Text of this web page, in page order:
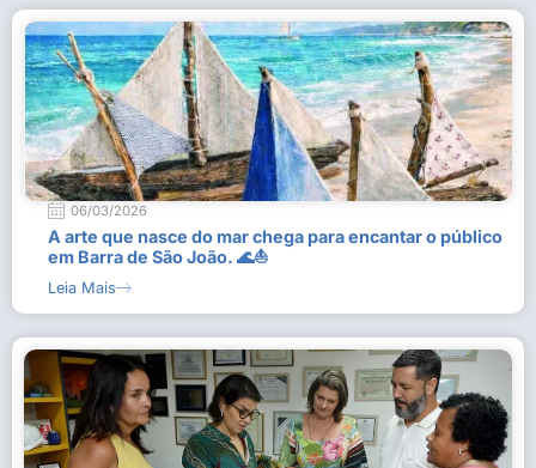
06/03/2026
A arte que nasce do mar chega para encantar o público
em Barra de São João. 🌊⛵
Leia Mais